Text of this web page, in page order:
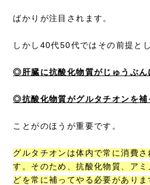
ばかりが注目されます。
しかし40代50代ではその前提とし
◎肝臓に抗酸化物質がじゅうぶん
◎抗酸化物質がグルタチオンを補
ことがのほうが重要です。
グルタチオンは体内で常に消費さ
す。そのため、抗酸化物質、ア
どを常に補ってやる必要がありま